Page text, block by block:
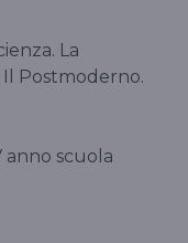
La
Postmoderno.
anno scuola